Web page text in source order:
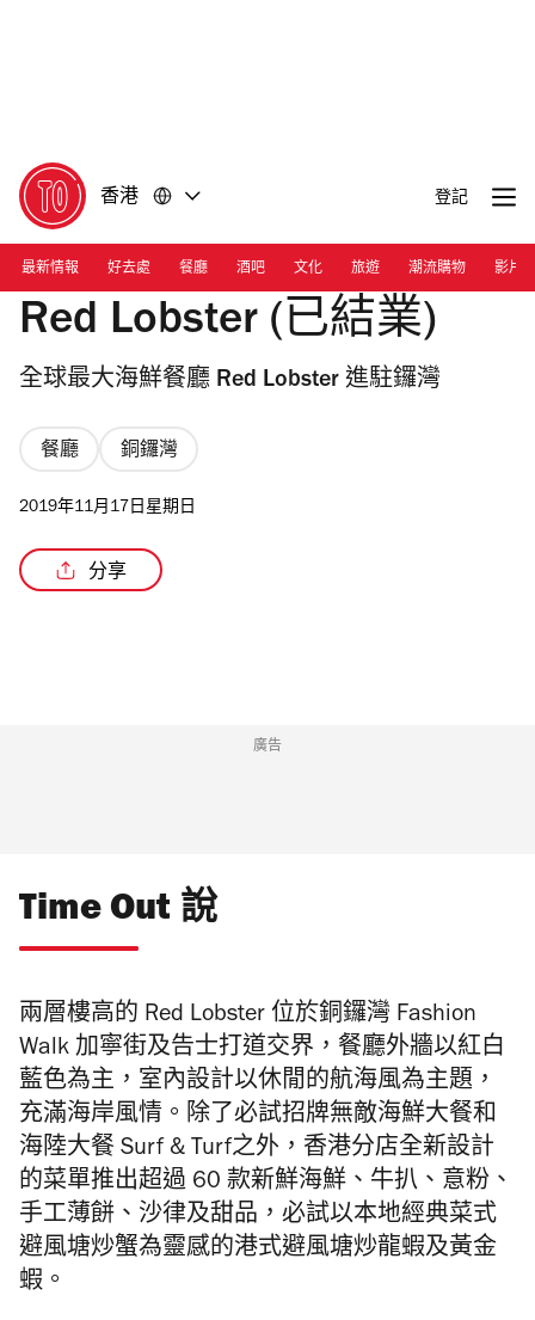
香港 登記
最新情報 好去處 餐廳 酒吧 文化 旅遊 潮流購物 影片
Red Lobster (已結業)
全球最大海鮮餐廳 Red Lobster 進駐鑼灣
餐廳 銅鑼灣
2019年11月17日星期日
分享
廣告
Time Out 說
兩層樓高的 Red Lobster 位於銅鑼灣 Fashion
Walk 加寧街及告士打道交界，餐廳外牆以紅白
藍色為主，室內設計以休閒的航海風為主題，
充滿海岸風情。除了必試招牌無敵海鮮大餐和
海陸大餐 Surf & Turf之外，香港分店全新設計
的菜單推出超過 60 款新鮮海鮮、牛扒、意粉、
手工薄餅、沙律及甜品，必試以本地經典菜式
避風塘炒蟹為靈感的港式避風塘炒龍蝦及黃金
蝦。